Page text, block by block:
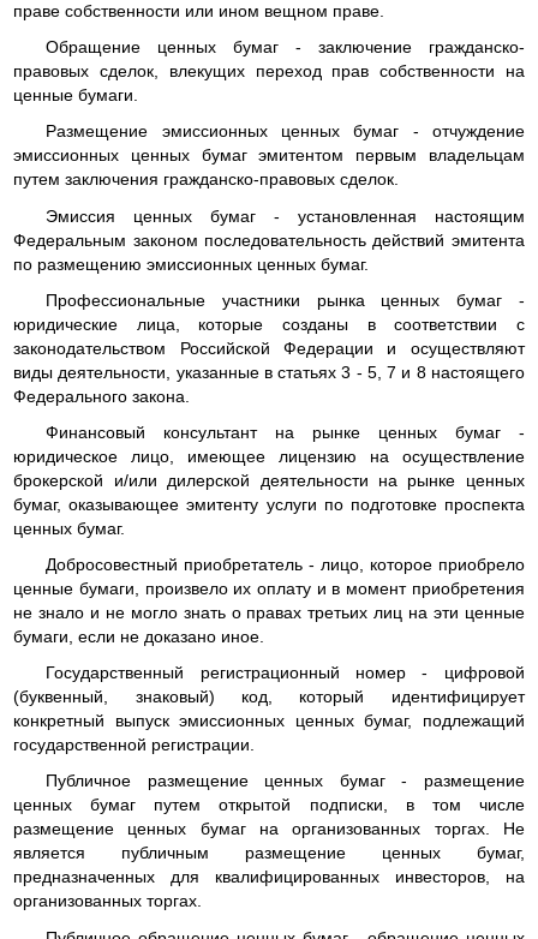
праве собственности или ином вещном праве.
Обращение ценных бумаг - заключение гражданско-
правовых сделок, влекущих переход прав собственности на
ценные бумаги.
Размещение эмиссионных ценных бумаг - отчуждение
эмиссионных ценных бумаг эмитентом первым владельцам
путем заключения гражданско-правовых сделок.
Эмиссия ценных бумаг - установленная настоящим
Федеральным законом последовательность действий эмитента
по размещению эмиссионных ценных бумаг.
Профессиональные участники рынка ценных бумаг -
юридические лица, которые созданы в соответствии с
законодательством Российской Федерации и осуществляют
виды деятельности, указанные в статьях 3 - 5, 7 и 8 настоящего
Федерального закона.
Финансовый консультант на рынке ценных бумаг -
юридическое лицо, имеющее лицензию на осуществление
брокерской и/или дилерской деятельности на рынке ценных
бумаг, оказывающее эмитенту услуги по подготовке проспекта
ценных бумаг.
Добросовестный приобретатель - лицо, которое приобрело
ценные бумаги, произвело их оплату и в момент приобретения
не знало и не могло знать о правах третьих лиц на эти ценные
бумаги, если не доказано иное.
Государственный регистрационный номер - цифровой
(буквенный, знаковый) код, который идентифицирует
конкретный выпуск эмиссионных ценных бумаг, подлежащий
государственной регистрации.
Публичное размещение ценных бумаг - размещение
ценных бумаг путем открытой подписки, в том числе
размещение ценных бумаг на организованных торгах. Не
является публичным размещение ценных бумаг,
предназначенных для квалифицированных инвесторов, на
организованных торгах.